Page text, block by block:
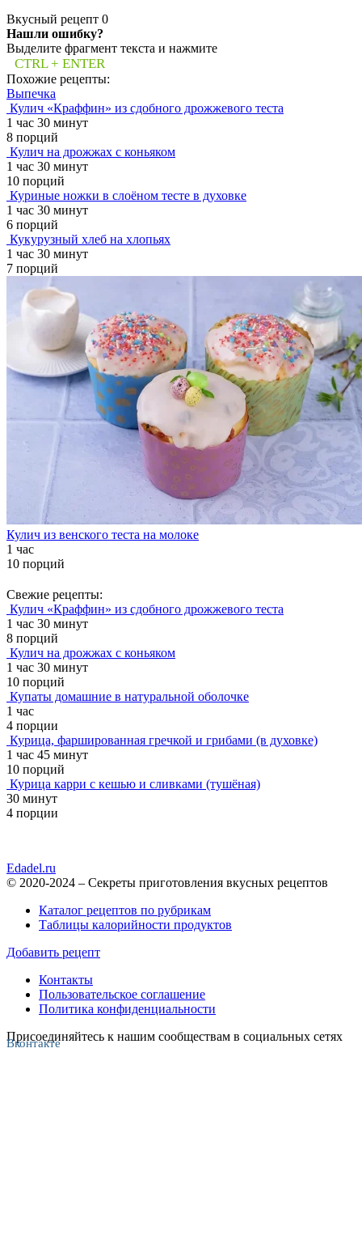
Вкусный рецепт 0
Нашли ошибку?
Выделите фрагмент текста и нажмите
CTRL + ENTER
Похожие рецепты:
Выпечка
Кулич «Краффин» из сдобного дрожжевого теста
1 час 30 минут
8 порций
Кулич на дрожжах с коньяком
1 час 30 минут
10 порций
Куриные ножки в слоёном тесте в духовке
1 час 30 минут
6 порций
Кукурузный хлеб на хлопьях
1 час 30 минут
7 порций
Кулич из венского теста на молоке
1 час
10 порций
Свежие рецепты:
Кулич «Краффин» из сдобного дрожжевого теста
1 час 30 минут
8 порций
Кулич на дрожжах с коньяком
1 час 30 минут
10 порций
Купаты домашние в натуральной оболочке
1 час
4 порции
Курица, фаршированная гречкой и грибами (в духовке)
1 час 45 минут
10 порций
Курица карри с кешью и сливками (тушёная)
30 минут
4 порции
Edadel.ru
© 2020-2024 – Секреты приготовления вкусных рецептов
Каталог рецептов по рубрикам
Таблицы калорийности продуктов
Добавить рецепт
Контакты
Пользовательское соглашение
Политика конфиденциальности
Присоединяйтесь к нашим сообществам в социальных сетях
Вконтакте